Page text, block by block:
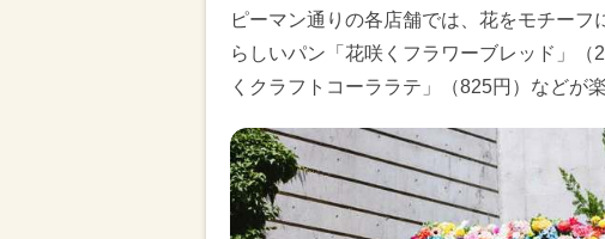
ピーマン通りの各店舗では、花をモチー
らしいパン「花咲くフラワーブレッド」
くクラフトコーララテ」（825円）などが